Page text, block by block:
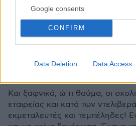
Google consents
CONFIRM
Data Deletion Data Access
24.09.2021, 19:53
Πού έχεις σπουδάσει μεγάλε;
θεωρίες ...διαμορφώνουν τον
23.09.2021, 23:32
Και ξαφνικά, ώ τι θαύμα, οι
εταιρείας και κατά των
εκμεταλευτές και τεμπέληδες!